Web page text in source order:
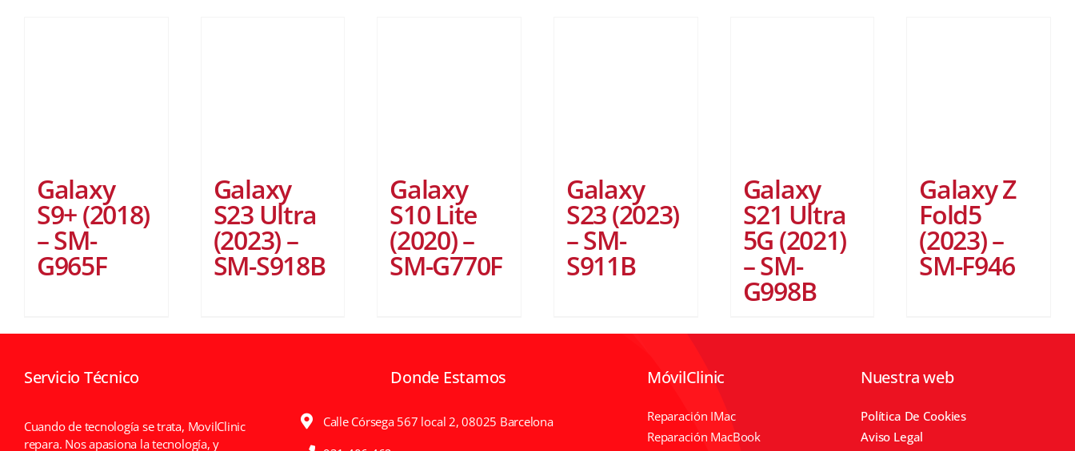
Galaxy
S9+ (2018)
– SM-
G965F
Galaxy
S23 Ultra
(2023) –
SM-S918B
Galaxy
S10 Lite
(2020) –
SM-G770F
Galaxy
S23 (2023)
– SM-
S911B
Galaxy
S21 Ultra
5G (2021)
– SM-
G998B
Galaxy Z
Fold5
(2023) –
SM-F946
Servicio Técnico
Cuando de tecnología se trata, MovilClinic
repara. Nos apasiona la tecnología, y
Donde Estamos
Calle Córsega 567 local 2, 08025 Barcelona
MóvilClinic
Reparación IMac
Reparación MacBook
Nuestra web
Política De Cookies
Aviso Legal